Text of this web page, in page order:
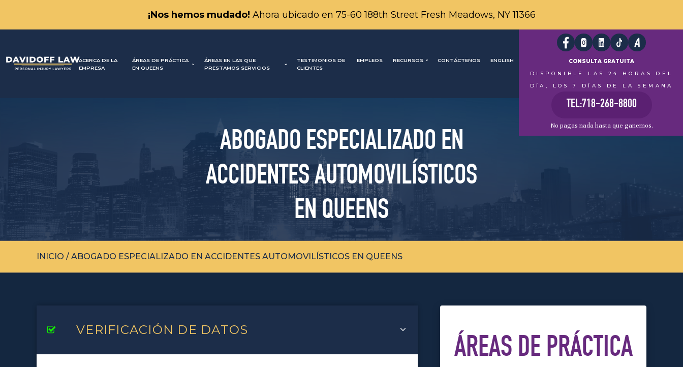
¡Nos hemos mudado! Ahora ubicado en 75-60 188th Street Fresh Meadows, NY 11366
ACERCA DE LA
EMPRESA
ÁREAS DE PRÁCTICA
EN QUEENS
ÁREAS EN LAS QUE
PRESTAMOS SERVICIOS
TESTIMONIOS DE
CLIENTES
EMPLEOS RECURSOS CONTÁCTENOS ENGLISH
CONSULTA GRATUITA
DISPONIBLE LAS 24 HORAS DEL
DÍA, LOS 7 DÍAS DE LA SEMANA
TEL:718-268-8800
No pagas nada hasta que ganemos.
ABOGADO ESPECIALIZADO EN
ACCIDENTES AUTOMOVILÍSTICOS
EN QUEENS
INICIO / ABOGADO ESPECIALIZADO EN ACCIDENTES AUTOMOVILÍSTICOS EN QUEENS
VERIFICACIÓN DE DATOS
ÁREAS DE PRÁCTICA